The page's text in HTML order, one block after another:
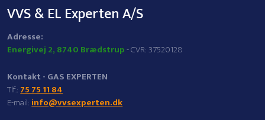
VVS & EL Experten A/S
​Adresse:
Energivej 2, 8740 Brædstrup- CVR: 37520128
Kontakt - GAS EXPERTEN
​Tlf.:75 75 11 84
E-mail:info@vvsexperten.dk